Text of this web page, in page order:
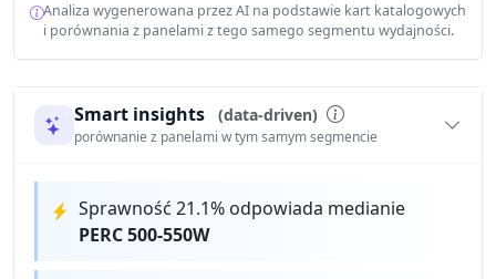
Analiza wygenerowana przez AI na podstawie kart katalogowych
i porównania z panelami z tego samego segmentu wydajności.
Smart insights (data-driven)
porównanie z panelami w tym samym segmencie
Sprawność 21.1% odpowiada medianie
PERC 500-550W